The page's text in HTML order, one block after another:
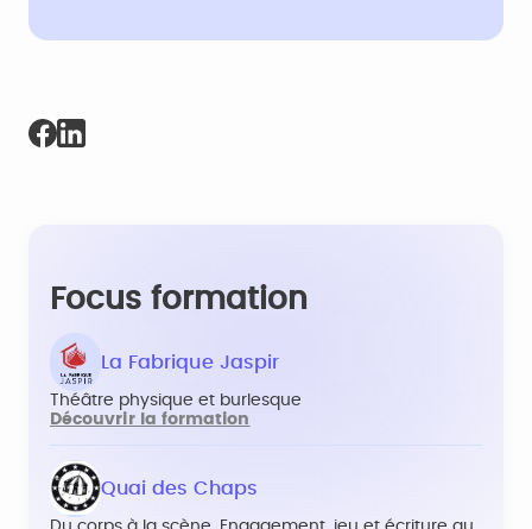
Focus formation
La Fabrique Jaspir
Théâtre physique et burlesque
Découvrir la formation
Quai des Chaps